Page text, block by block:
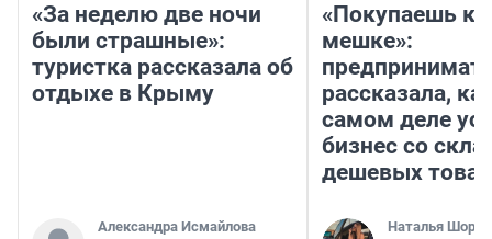
«За неделю две ночи
были страшные»:
туристка рассказала об
отдыхе в Крыму
Александра Исмайлова
«Покупаешь
мешке»:
рассказала,
самом деле
бизнес со
дешевых
Наталья